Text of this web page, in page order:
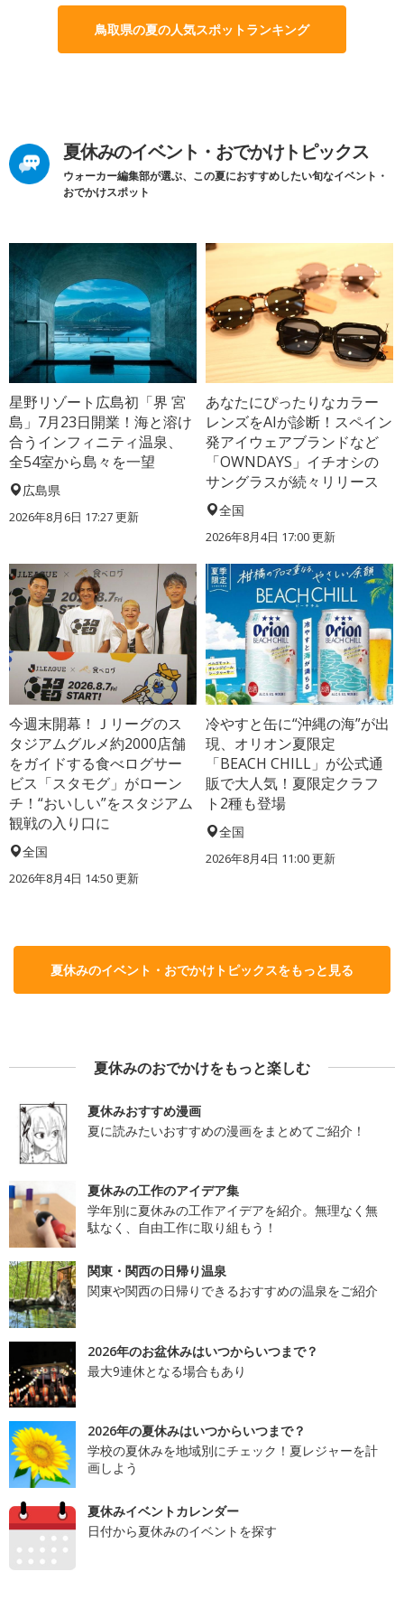
鳥取県の夏の人気スポットランキング
夏休みのイベント・おでかけトピックス
ウォーカー編集部が選ぶ、この夏におすすめしたい旬なイベント・
おでかけスポット
星野リゾート広島初「界 宮
島」7月23日開業！海と溶け
合うインフィニティ温泉、
全54室から島々を一望
広島県
2026年8月6日 17:27更新
あなたにぴったりなカラー
レンズをAIが診断！スペイン
発アイウェアブランドなど
「OWNDAYS」イチオシの
サングラスが続々リリース
全国
2026年8月4日 17:00更新
今週末開幕！Ｊリーグのス
タジアムグルメ約2000店舗
をガイドする食べログサー
ビス「スタモグ」がローン
チ！“おいしい”をスタジアム
観戦の入り口に
全国
2026年8月4日 14:50更新
冷やすと缶に“沖縄の海”が出
現、オリオン夏限定
「BEACH CHILL」が公式通
販で大人気！夏限定クラフ
ト2種も登場
全国
2026年8月4日 11:00更新
夏休みのイベント・おでかけトピックスをもっと見る
夏休みのおでかけをもっと楽しむ
夏休みおすすめ漫画
夏に読みたいおすすめの漫画をまとめてご紹介！
夏休みの工作のアイデア集
学年別に夏休みの工作アイデアを紹介。無理なく無
駄なく、自由工作に取り組もう！
関東・関西の日帰り温泉
関東や関西の日帰りできるおすすめの温泉をご紹介
2026年のお盆休みはいつからいつまで？
最大9連休となる場合もあり
2026年の夏休みはいつからいつまで？
学校の夏休みを地域別にチェック！夏レジャーを計
画しよう
夏休みイベントカレンダー
日付から夏休みのイベントを探す